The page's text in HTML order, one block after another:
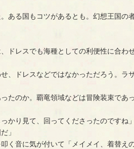
ある国もコツがあるとも。幻想王国の
ドレスでも海種としての利便性に合わ
、ドレスなどではなかっただろう。ラ
のか。覇竜領域などは冒険装束であ
かり見て、回ってくださったのですね」
」
く音に気が付いて「メイメイ、着替え